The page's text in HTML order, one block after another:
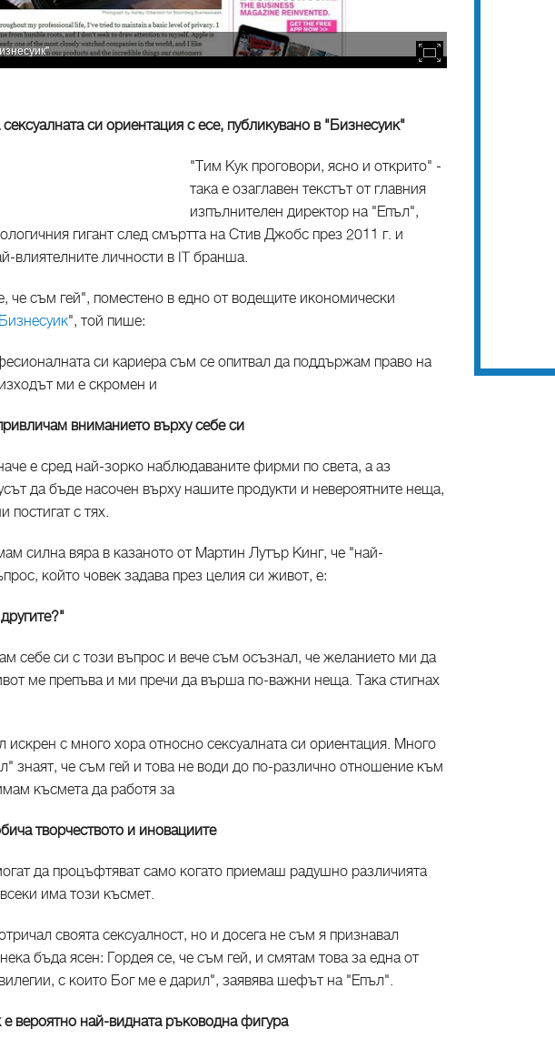
си ориентация с есе, публикувано в "Бизнесуик"
"Тим Кук проговори, ясно и открито" -
така е озаглавен текстът от главния
изпълнителен директор на "Епъл",
гигант след смъртта на Стив Джобс през 2011 г. и
влиятелните личности в IT бранша.
че съм гей", поместено в едно от водещите икономически
Бизнесуик", той пише:
си кариера съм се опитвал да поддържам право на
ми е скромен и
вниманието върху себе си
е сред най-зорко наблюдаваните фирми по света, а аз
да бъде насочен върху нашите продукти и невероятните неща,
постигат с тях.
силна вяра в казаното от Мартин Лутър Кинг, че "най-
който човек задава през целия си живот, е:
себе си с този въпрос и вече съм осъзнал, че желанието ми да
ме препъва и ми пречи да върша по-важни неща. Така стигнах
с много хора относно сексуалната си ориентация. Много
знаят, че съм гей и това не води до по-различно отношение към
късмета да работя за
творчеството и иновациите
да процъфтяват само когато приемаш радушно различията
има този късмет.
своята сексуалност, но и досега не съм я признавал
бъда ясен: Гордея се, че съм гей, и смятам това за една от
с които Бог ме е дарил", заявява шефът на "Епъл".
вероятно най-видната ръководна фигура